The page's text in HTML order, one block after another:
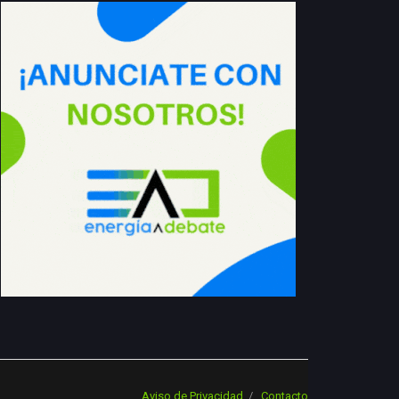
Aviso de Privacidad Contacto